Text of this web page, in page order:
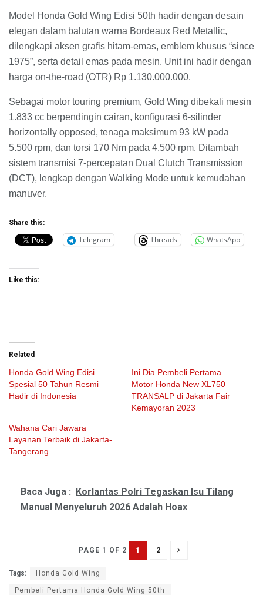
Model Honda Gold Wing Edisi 50th hadir dengan desain
elegan dalam balutan warna Bordeaux Red Metallic,
dilengkapi aksen grafis hitam-emas, emblem khusus “since
1975”, serta detail emas pada mesin. Unit ini hadir dengan
harga on-the-road (OTR) Rp 1.130.000.000.
Sebagai motor touring premium, Gold Wing dibekali mesin
1.833 cc berpendingin cairan, konfigurasi 6-silinder
horizontally opposed, tenaga maksimum 93 kW pada
5.500 rpm, dan torsi 170 Nm pada 4.500 rpm. Ditambah
sistem transmisi 7-percepatan Dual Clutch Transmission
(DCT), lengkap dengan Walking Mode untuk kemudahan
manuver.
Share this:
Telegram Threads WhatsApp
Like this:
Related
Honda Gold Wing Edisi
Spesial 50 Tahun Resmi
Hadir di Indonesia
Ini Dia Pembeli Pertama
Motor Honda New XL750
TRANSALP di Jakarta Fair
Kemayoran 2023
Wahana Cari Jawara
Layanan Terbaik di Jakarta-
Tangerang
Baca Juga : Korlantas Polri Tegaskan Isu Tilang
Manual Menyeluruh 2026 Adalah Hoax
PAGE 1 OF 2 1 2
Tags: Honda Gold Wing
Pembeli Pertama Honda Gold Wing 50th